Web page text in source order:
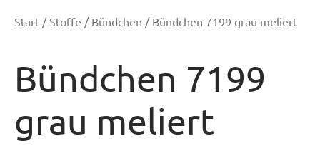
Start / Stoffe / Bündchen / Bündchen 7199 grau meliert
Bündchen 7199
grau meliert